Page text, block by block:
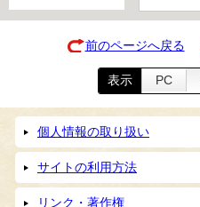
前のページへ戻る
表示 PC
個人情報の取り扱い
サイトの利用方法
リンク・著作権